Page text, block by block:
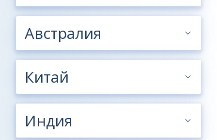
Австралия
Китай
Индия